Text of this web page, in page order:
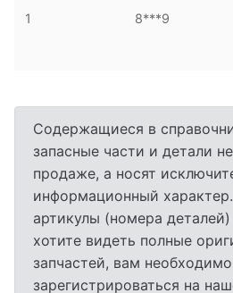
1 8***9
Содержащиеся в
запасные части и детали
продаже, а носят
информационный
артикулы (номера
хотите видеть полные
запчастей, вам необходимо
зарегистрироваться на